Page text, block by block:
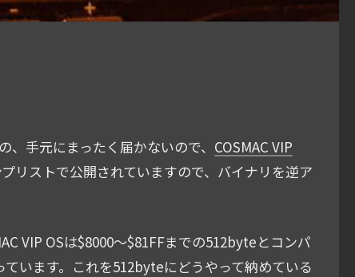
、手元にまったく届かないので、 COSMAC VIP
リストで公開されていますので、バイナリを逆ア
VIP OSは$8000～$81FFまでの512byteとコンパ
います。これを512byteにどうやって納めている